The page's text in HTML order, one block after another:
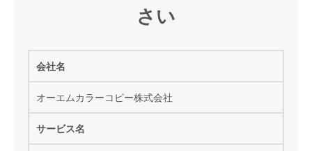
さい
会社名
オーエムカラーコピー株式会社
サービス名